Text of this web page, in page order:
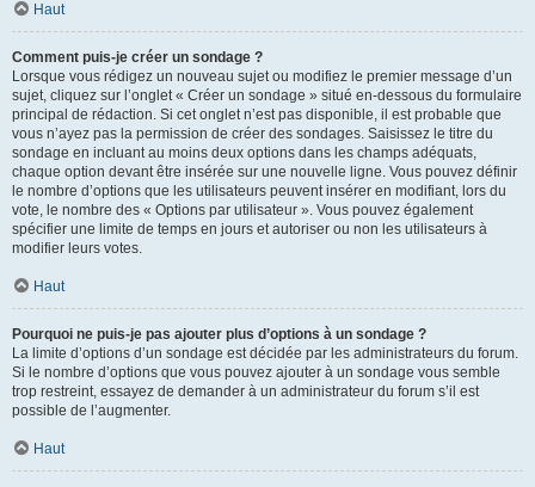
Haut
Comment puis-je créer un sondage ?
Lorsque vous rédigez un nouveau sujet ou modifiez le premier message d’un
sujet, cliquez sur l’onglet « Créer un sondage » situé en-dessous du formulaire
principal de rédaction. Si cet onglet n’est pas disponible, il est probable que
vous n’ayez pas la permission de créer des sondages. Saisissez le titre du
sondage en incluant au moins deux options dans les champs adéquats,
chaque option devant être insérée sur une nouvelle ligne. Vous pouvez définir
le nombre d’options que les utilisateurs peuvent insérer en modifiant, lors du
vote, le nombre des « Options par utilisateur ». Vous pouvez également
spécifier une limite de temps en jours et autoriser ou non les utilisateurs à
modifier leurs votes.
Haut
Pourquoi ne puis-je pas ajouter plus d’options à un sondage ?
La limite d’options d’un sondage est décidée par les administrateurs du forum.
Si le nombre d’options que vous pouvez ajouter à un sondage vous semble
trop restreint, essayez de demander à un administrateur du forum s’il est
possible de l’augmenter.
Haut